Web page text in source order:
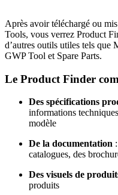
Après avoir téléchargé ou
Tools, vous verrez Product
d’autres outils utiles tels
GWP Tool et Spare Parts.
Le Product Finder
Des spécifications
informations
modèle
De la documentation
catalogues, des
Des visuels de
produits